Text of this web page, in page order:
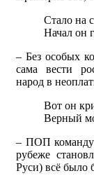
Стало на
Начал он
– Без особых
сама вести
народ в
Вот он
Верный
– ПОП
рубеже
Руси) всё было